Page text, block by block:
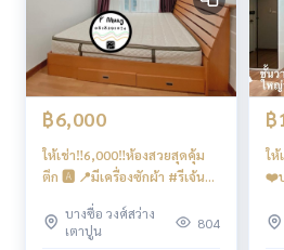
- เจ้าหน้าที่รักษาความปลอดภัย 24 ชั่วโ
การเดินทางสะดวก
รถเมล์ : สาย 16, 30, 65, 97, 505
รถไฟฟ้า
MRT-บางซ่อน ทางออกที่ 3 เชื่อมต่อ
ทางด่วน
ใกล้ทางขึ้น-ลงทางด่วน ศรีรัช และทาง
฿6,000
ให้เช่า‼️6,000‼️ห้องสวยสุดคุ้ม
ตึก 🅰️ 📍มีเครื่องซักผ้า #รีเจ้นท์
บาทบางซื่อ วงศ์สว่าง
เตาปูน
804
฿
ให้
❤️ป
#